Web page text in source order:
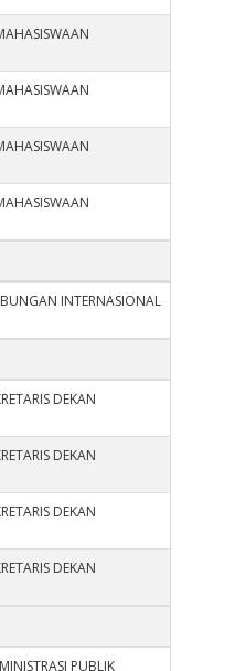
INTERNASIONAL
DEKAN
DEKAN
DEKAN
DEKAN
PUBLIK